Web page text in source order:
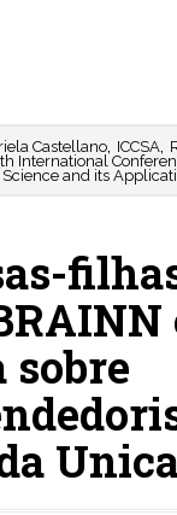
Castellano, ICCSA
International
and its
sobre